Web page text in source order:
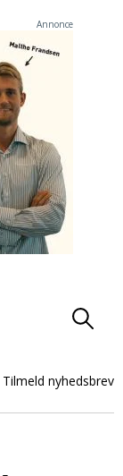
Annonce
Tilmeld nyhedsbrev